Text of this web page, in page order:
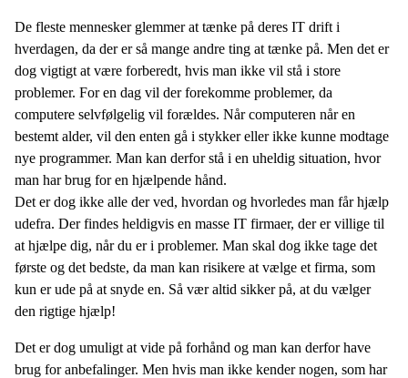
De fleste mennesker glemmer at tænke på deres IT drift i
hverdagen, da der er så mange andre ting at tænke på. Men det er
dog vigtigt at være forberedt, hvis man ikke vil stå i store
problemer. For en dag vil der forekomme problemer, da
computere selvfølgelig vil forældes. Når computeren når en
bestemt alder, vil den enten gå i stykker eller ikke kunne modtage
nye programmer. Man kan derfor stå i en uheldig situation, hvor
man har brug for en hjælpende hånd.
Det er dog ikke alle der ved, hvordan og hvorledes man får hjælp
udefra. Der findes heldigvis en masse IT firmaer, der er villige til
at hjælpe dig, når du er i problemer. Man skal dog ikke tage det
første og det bedste, da man kan risikere at vælge et firma, som
kun er ude på at snyde en. Så vær altid sikker på, at du vælger
den rigtige hjælp!
Det er dog umuligt at vide på forhånd og man kan derfor have
brug for anbefalinger. Men hvis man ikke kender nogen, som har